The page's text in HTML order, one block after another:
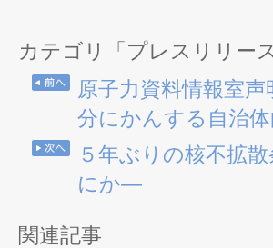
カテゴリ「プレスリリー
原子力資料情報室
分にかんする自治
５年ぶりの核不拡
にか―
関連記事